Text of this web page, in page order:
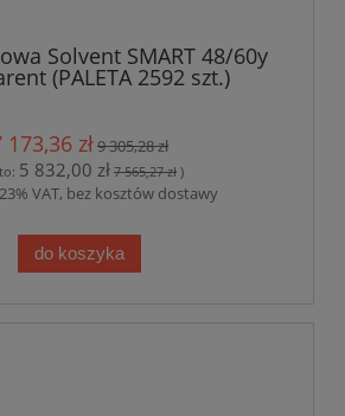
Solvent SMART 48/60y
(PALETA 2592 szt.)
173,36 zł9 305,28 zł
5 832,00 zł 7 565,27 zł )
VAT, bez kosztów dostawy
do koszyka